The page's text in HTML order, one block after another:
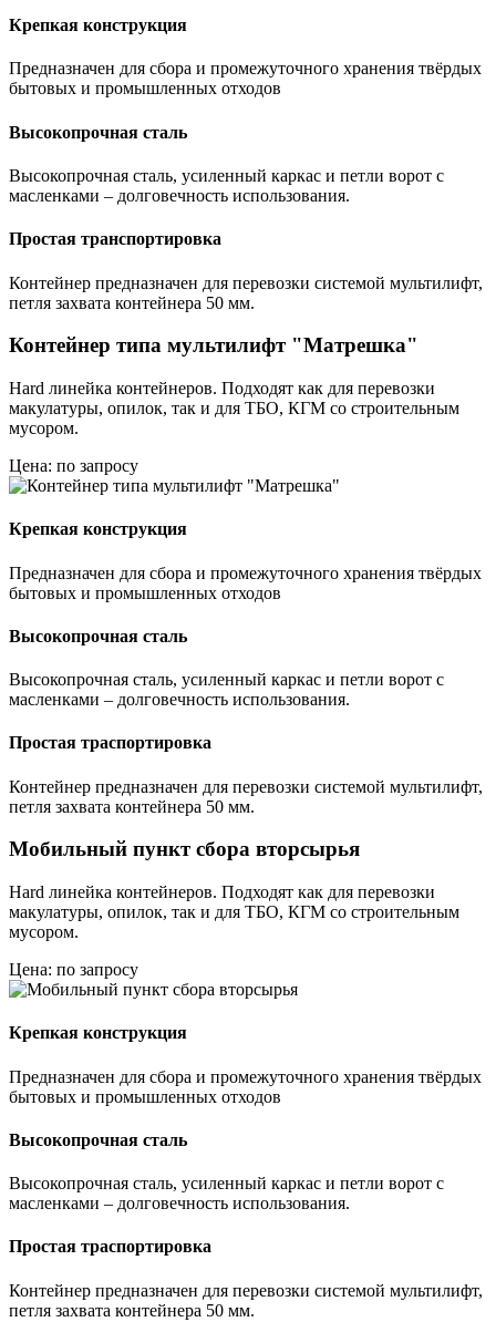
Крепкая конструкция
Предназначен для сбора и промежуточного хранения твёрдых
бытовых и промышленных отходов
Высокопрочная сталь
Высокопрочная сталь, усиленный каркас и петли ворот с
масленками – долговечность использования.
Простая транспортировка
Контейнер предназначен для перевозки системой мультилифт,
петля захвата контейнера 50 мм.
Контейнер типа мультилифт "Матрешка"
Hard линейка контейнеров. Подходят как для перевозки
макулатуры, опилок, так и для ТБО, КГМ со строительным
мусором.
Цена: по запросу
Крепкая конструкция
Предназначен для сбора и промежуточного хранения твёрдых
бытовых и промышленных отходов
Высокопрочная сталь
Высокопрочная сталь, усиленный каркас и петли ворот с
масленками – долговечность использования.
Простая траспортировка
Контейнер предназначен для перевозки системой мультилифт,
петля захвата контейнера 50 мм.
Мобильный пункт сбора вторсырья
Hard линейка контейнеров. Подходят как для перевозки
макулатуры, опилок, так и для ТБО, КГМ со строительным
мусором.
Цена: по запросу
Крепкая конструкция
Предназначен для сбора и промежуточного хранения твёрдых
бытовых и промышленных отходов
Высокопрочная сталь
Высокопрочная сталь, усиленный каркас и петли ворот с
масленками – долговечность использования.
Простая траспортировка
Контейнер предназначен для перевозки системой мультилифт,
петля захвата контейнера 50 мм.